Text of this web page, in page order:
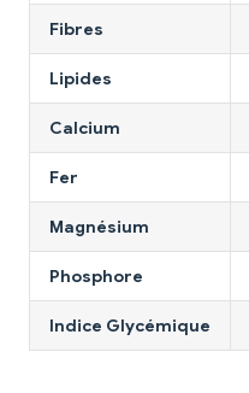
Fibres
Lipides
Calcium
Fer
Magnésium
Phosphore
Indice Glycémique